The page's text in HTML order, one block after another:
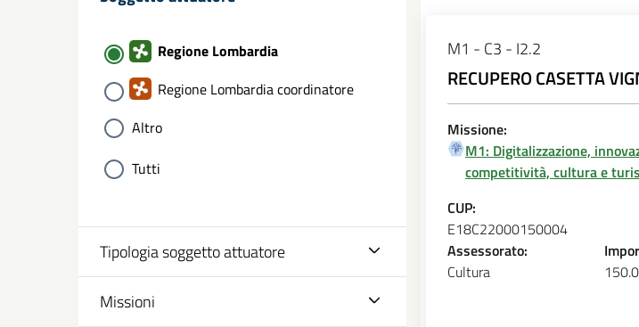
Regione Lombardia
Regione Lombardia coordinatore
Altro
Tutti
Tipologia soggetto attuatore
Missioni
M1 - C3 - I2.2
RECUPERO CASETTA
Missione:
M1: Digitalizzazione,
competitività, cultura e
CUP:
E18C22000150004
Assessorato:
Cultura